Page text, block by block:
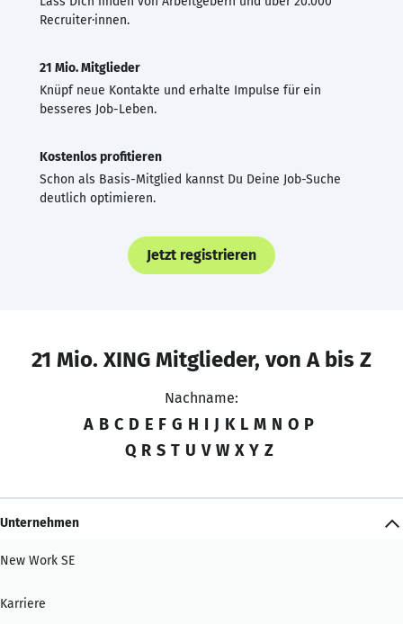
Recruiter·innen.
21 Mio. Mitglieder
Knüpf neue Kontakte und erhalte Impulse für ein
besseres Job-Leben.
Kostenlos profitieren
Schon als Basis-Mitglied kannst Du Deine Job-Suche
deutlich optimieren.
Jetzt registrieren
21 Mio. XING Mitglieder, von A bis Z
Nachname:
A B C D E F G H I J K L M N O P
Q R S T U V W X Y Z
Unternehmen
New Work SE
Karriere